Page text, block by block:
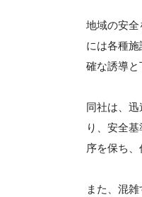
地域の安全
には各種
確な誘導と
同社は、
り、安全
序を保ち、
また、混